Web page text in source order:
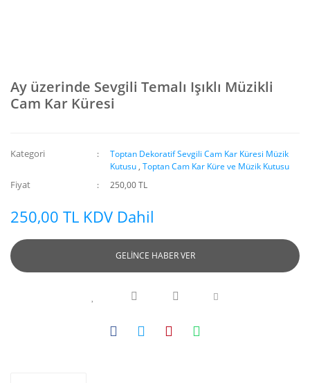
Ay üzerinde Sevgili Temalı Işıklı Müzikli
Cam Kar Küresi
Kategori
Toptan Dekoratif Sevgili Cam Kar Küresi Müzik
Kutusu ,Toptan Cam Kar Küre ve Müzik Kutusu
Fiyat 250,00 TL
250,00 TL KDV Dahil
GELİNCE HABER VER